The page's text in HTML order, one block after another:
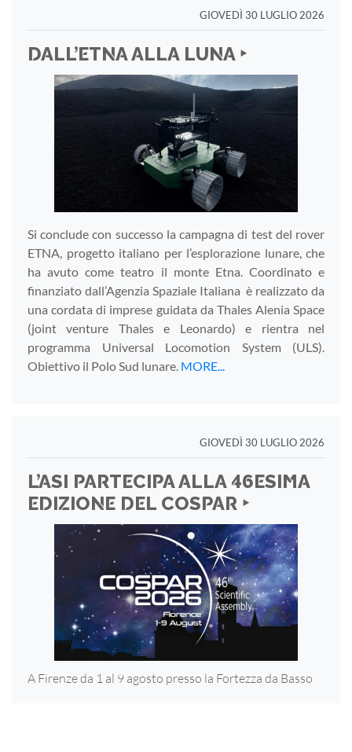
GIOVEDÌ 30 LUGLIO 2026
DALL’ETNA ALLA LUNA ‣
Si conclude con successo la campagna di test del rover
ETNA, progetto italiano per l’esplorazione lunare, che
ha avuto come teatro il monte Etna. Coordinato e
finanziato dall’Agenzia Spaziale Italiana è realizzato da
una cordata di imprese guidata da Thales Alenia Space
(joint venture Thales e Leonardo) e rientra nel
programma Universal Locomotion System (ULS).
Obiettivo il Polo Sud lunare. MORE...
GIOVEDÌ 30 LUGLIO 2026
L’ASI PARTECIPA ALLA 46ESIMA
EDIZIONE DEL COSPAR ‣
A Firenze da 1 al 9 agosto presso la Fortezza da Basso